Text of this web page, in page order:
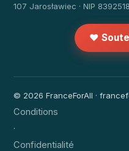
107 Jarosławiec · NIP
❤️
© 2026 FranceForAll ·
Conditions
·
Confidentialité